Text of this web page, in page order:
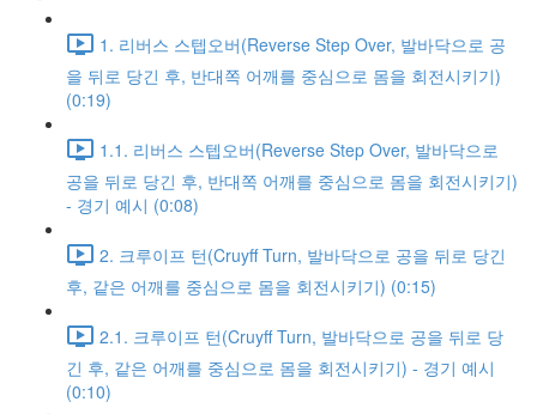
1. 리버스 스텝오버(Reverse Step Over, 발바닥으로 공
을 뒤로 당긴 후, 반대쪽 어깨를 중심으로 몸을 회전시키기)
(0:19)
1.1. 리버스 스텝오버(Reverse Step Over, 발바닥으로
공을 뒤로 당긴 후, 반대쪽 어깨를 중심으로 몸을 회전시키기)
- 경기 예시 (0:08)
2. 크루이프 턴(Cruyff Turn, 발바닥으로 공을 뒤로 당긴
후, 같은 어깨를 중심으로 몸을 회전시키기) (0:15)
2.1. 크루이프 턴(Cruyff Turn, 발바닥으로 공을 뒤로 당
긴 후, 같은 어깨를 중심으로 몸을 회전시키기) - 경기 예시
(0:10)